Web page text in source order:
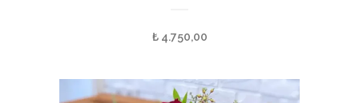
₺4.750,00